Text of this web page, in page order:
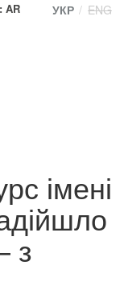
AR
УКР ENG
імені
з